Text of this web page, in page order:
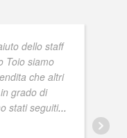
dello staff
Toio siamo
che altri
grado di
stati seguiti...